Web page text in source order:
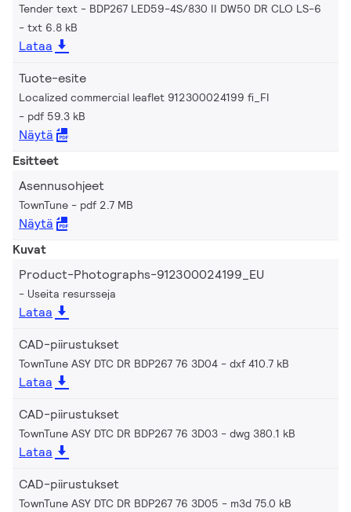
Tender text - BDP267 LED59-4S/830 II DW50 DR CLO LS-6
txt 6.8 kB
Lataa
Tuote-esite
Localized commercial leaflet 912300024199 fi_FI
pdf 59.3 kB
Näytä
Esitteet
Asennusohjeet
TownTune pdf 2.7 MB
Näytä
Kuvat
Product-Photographs-912300024199_EU
Useita resursseja
Lataa
CAD-piirustukset
TownTune ASY DTC DR BDP267 76 3D04 dxf 410.7 kB
Lataa
CAD-piirustukset
TownTune ASY DTC DR BDP267 76 3D03 dwg 380.1 kB
Lataa
CAD-piirustukset
TownTune ASY DTC DR BDP267 76 3D05 m3d 75.0 kB